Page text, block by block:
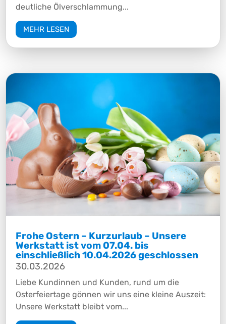
deutliche Ölverschlammung...
MEHR LESEN
Frohe Ostern – Kurzurlaub – Unsere
Werkstatt ist vom 07.04. bis
einschließlich 10.04.2026 geschlossen
30.03.2026
Liebe Kundinnen und Kunden, rund um die
Osterfeiertage gönnen wir uns eine kleine Auszeit:
Unsere Werkstatt bleibt vom...